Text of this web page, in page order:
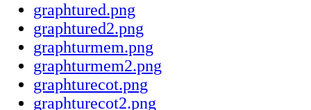
graphtured.png
graphtured2.png
graphturmem.png
graphturmem2.png
graphturecot.png
graphturecot2.png